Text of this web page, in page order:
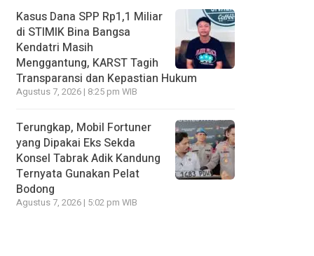
Kasus Dana SPP Rp1,1 Miliar
di STIMIK Bina Bangsa
Kendatri Masih
Menggantung, KARST Tagih
Transparansi dan Kepastian Hukum
Agustus 7, 2026 | 8:25 pm WIB
Terungkap, Mobil Fortuner
yang Dipakai Eks Sekda
Konsel Tabrak Adik Kandung
Ternyata Gunakan Pelat
Bodong
Agustus 7, 2026 | 5:02 pm WIB